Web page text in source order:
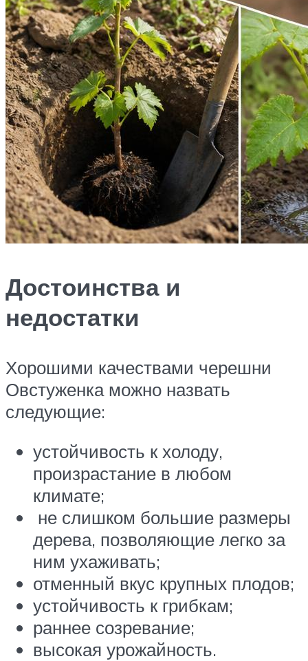
Достоинства и
недостатки
Хорошими качествами черешни
Овстуженка можно назвать
следующие:
устойчивость к холоду,
произрастание в любом
климате;
не слишком большие размеры
дерева, позволяющие легко за
ним ухаживать;
отменный вкус крупных плодов;
устойчивость к грибкам;
раннее созревание;
высокая урожайность.